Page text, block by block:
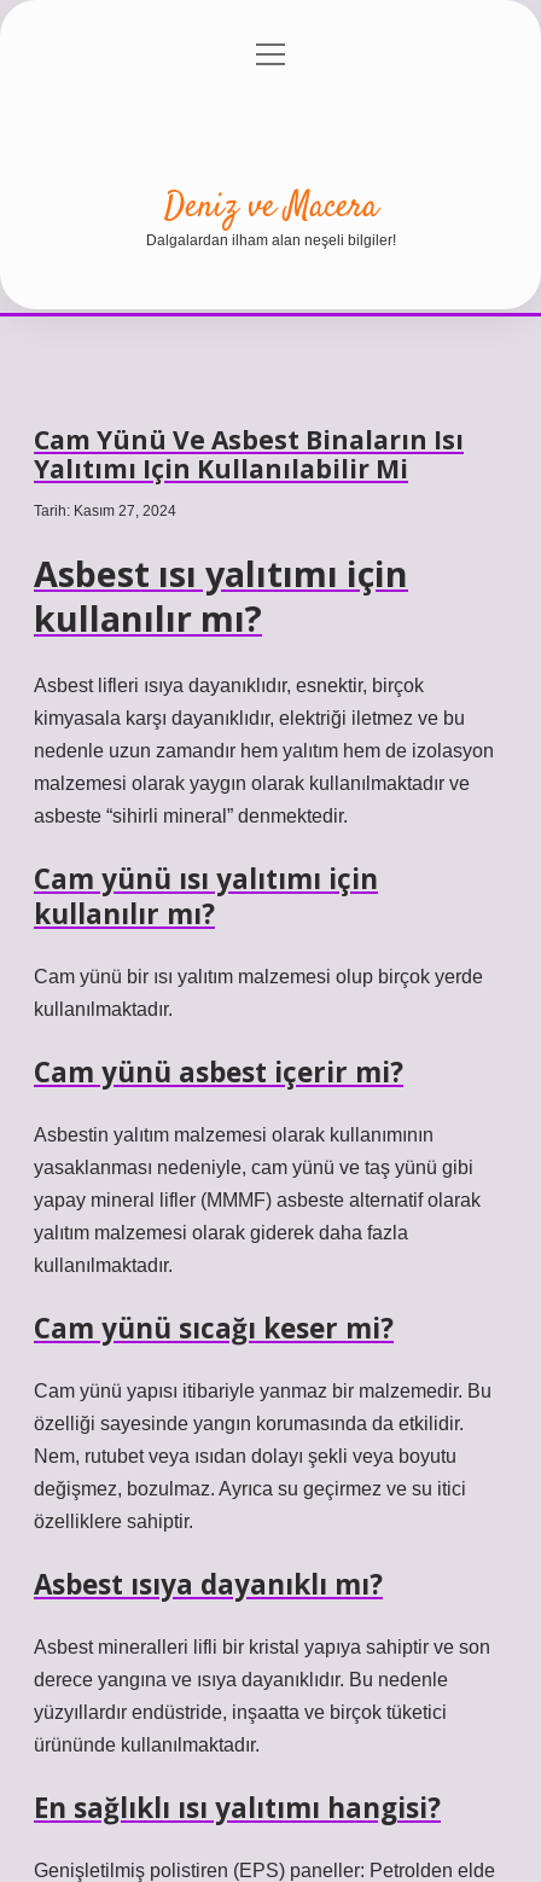
Gizlilik Politikası
menüyü
Deniz ve Macera
Dalgalardan ilham alan neşeli bilgiler!
Cam Yünü Ve Asbest Binaların Isı
Yalıtımı Için Kullanılabilir Mi
Tarih: Kasım 27, 2024
Asbest ısı yalıtımı için
kullanılır mı?
Asbest lifleri ısıya dayanıklıdır, esnektir, birçok
kimyasala karşı dayanıklıdır, elektriği iletmez ve bu
nedenle uzun zamandır hem yalıtım hem de izolasyon
malzemesi olarak yaygın olarak kullanılmaktadır ve
asbeste “sihirli mineral” denmektedir.
Cam yünü ısı yalıtımı için
kullanılır mı?
Cam yünü bir ısı yalıtım malzemesi olup birçok yerde
kullanılmaktadır.
Cam yünü asbest içerir mi?
Asbestin yalıtım malzemesi olarak kullanımının
yasaklanması nedeniyle, cam yünü ve taş yünü gibi
yapay mineral lifler (MMMF) asbeste alternatif olarak
yalıtım malzemesi olarak giderek daha fazla
kullanılmaktadır.
Cam yünü sıcağı keser mi?
Cam yünü yapısı itibariyle yanmaz bir malzemedir. Bu
özelliği sayesinde yangın korumasında da etkilidir.
Nem, rutubet veya ısıdan dolayı şekli veya boyutu
değişmez, bozulmaz. Ayrıca su geçirmez ve su itici
özelliklere sahiptir.
Asbest ısıya dayanıklı mı?
Asbest mineralleri lifli bir kristal yapıya sahiptir ve son
derece yangına ve ısıya dayanıklıdır. Bu nedenle
yüzyıllardır endüstride, inşaatta ve birçok tüketici
ürününde kullanılmaktadır.
En sağlıklı ısı yalıtımı hangisi?
Genişletilmiş polistiren (EPS) paneller: Petrolden elde